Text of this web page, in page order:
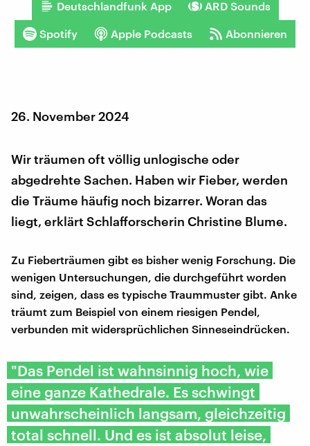
Deutschlandfunk App ARD Sounds
Spotify Apple Podcasts Abonnieren
26. November 2024
Wir träumen oft völlig unlogische oder
abgedrehte Sachen. Haben wir Fieber, werden
die Träume häufig noch bizarrer. Woran das
liegt, erklärt Schlafforscherin Christine Blume.
Zu Fieberträumen gibt es bisher wenig Forschung. Die
wenigen Untersuchungen, die durchgeführt worden
sind, zeigen, dass es typische Traummuster gibt. Anke
träumt zum Beispiel von einem riesigen Pendel,
verbunden mit widersprüchlichen Sinneseindrücken.
"Das Pendel ist wahnsinnig hoch, wie
eine ganze Kathedrale. Es schwingt
unwahrscheinlich langsam, gleichzeitig
total schnell. Und es ist absolut leise,